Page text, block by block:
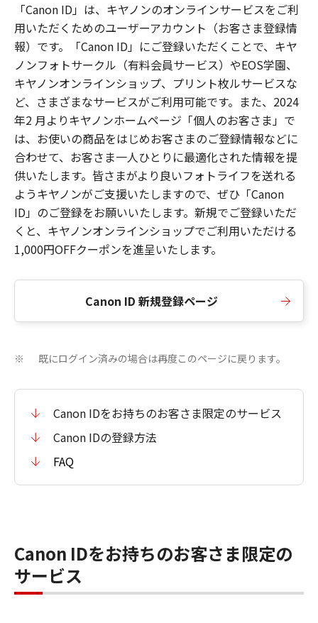
「Canon ID」は、キヤノンのオンラインサービスをご利
用いただくためのユーザーアカウント（お客さま登録情
報）です。「Canon ID」にご登録いただくことで、キヤ
ノンフォトサークル（有料会員サービス）やEOS学園、
キヤノンオンラインショップ、プリント枚ルサービスな
ど、さまざまなサービスがご利用可能です。また、2024
年2 月よりキヤノンホームページ「個人のお客さま」で
は、お使いの商品をはじめお客さまのご登録情報などに
合わせて、お客さま一人ひとりに最適化された情報を提
供いたします。皆さまがより良いフォトライフを送れる
ようキヤノンがご支援いたしますので、ぜひ「Canon
ID」のご登録をお願いいたします。新規でご登録いただ
くと、キヤノンオンラインショップでご利用いただける
1,000円OFFクーポンを進呈いたします。
Canon ID 新規登録ページ
※ 既にログイン済みの場合は再度このページに戻ります。
Canon IDをお持ちのお客さま限定のサービス
Canon IDの登録方法
FAQ
Canon IDをお持ちのお客さま限定の
サービス